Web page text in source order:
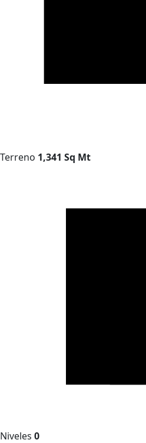
Terreno 1,341 Sq Mt
Niveles 0